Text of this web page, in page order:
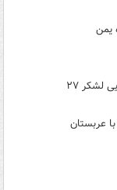
یمن
لشکر ۲۷
عربستان